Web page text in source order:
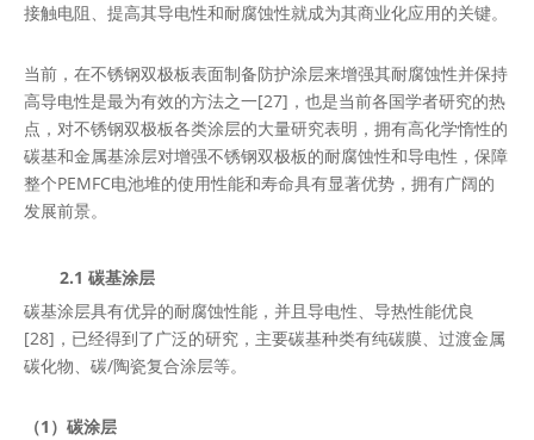
接触电阻、提高其导电性和耐腐蚀性就成为其商业化应用的关键。
当前，在不锈钢双极板表面制备防护涂层来增强其耐腐蚀性并保持
高导电性是最为有效的方法之一[27]，也是当前各国学者研究的热
点，对不锈钢双极板各类涂层的大量研究表明，拥有高化学惰性的
碳基和金属基涂层对增强不锈钢双极板的耐腐蚀性和导电性，保障
整个PEMFC电池堆的使用性能和寿命具有显著优势，拥有广阔的
发展前景。
2.1 碳基涂层
碳基涂层具有优异的耐腐蚀性能，并且导电性、导热性能优良
[28]，已经得到了广泛的研究，主要碳基种类有纯碳膜、过渡金属
碳化物、碳/陶瓷复合涂层等。
（1）碳涂层